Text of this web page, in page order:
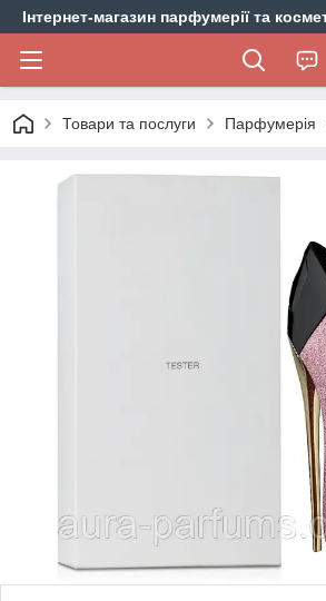
Інтернет-магазин парфумерії та
Товари та послуги Парфумерія